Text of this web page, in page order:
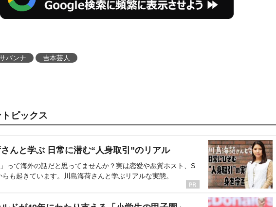
バンナ 吉本芸人
ピックス
んと学ぶ 日常に潜む“人身取引”のリアル
」って海外の話だと思ってませんか？実は恋愛や悪質ホスト、S
らも起きています。川島海荷さんと学ぶリアルな実態。